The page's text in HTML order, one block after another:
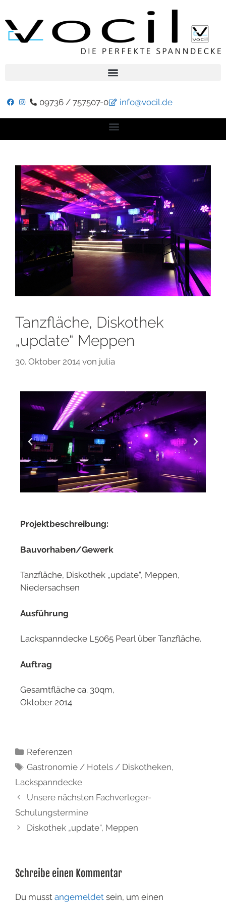
09736 / 757507-0 info@vocil.de
Tanzfläche, Diskothek
„update“ Meppen
30. Oktober 2014 von julia
Projektbeschreibung:
Bauvorhaben/Gewerk
Tanzfläche, Diskothek „update“, Meppen,
Niedersachsen
Ausführung
Lackspanndecke L5065 Pearl über Tanzfläche.
Auftrag
Gesamtfläche ca. 30qm,
Oktober 2014
Referenzen
Gastronomie / Hotels / Diskotheken,
Lackspanndecke
Unsere nächsten Fachverleger-
Schulungstermine
Diskothek „update“, Meppen
Schreibe einen Kommentar
Du musst angemeldet sein, um einen